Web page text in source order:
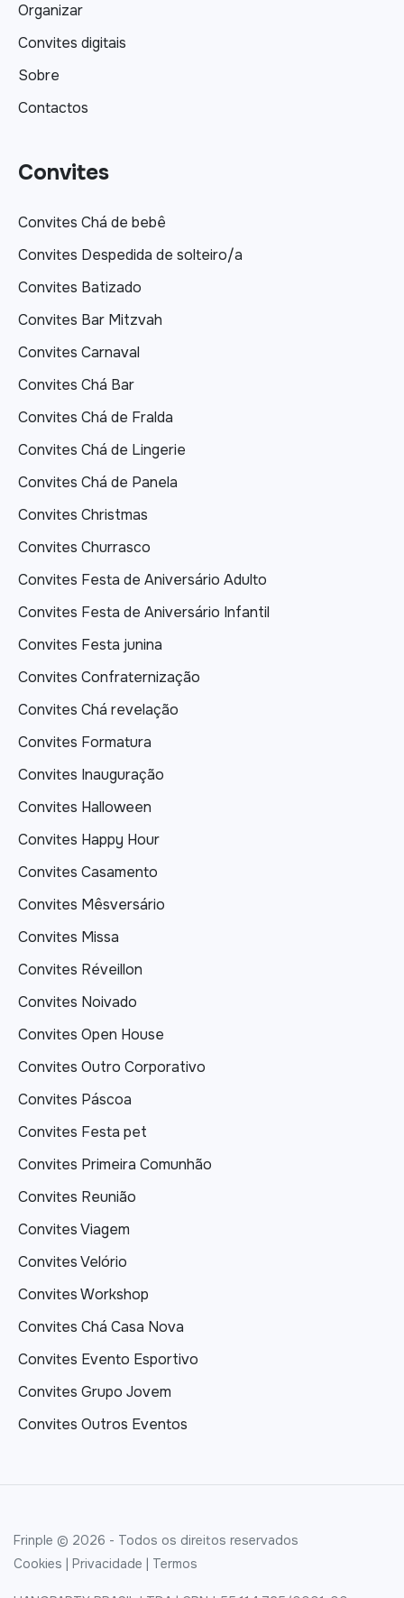
Organizar
Convites digitais
Sobre
Contactos
Convites
Convites Chá de bebê
Convites Despedida de solteiro/a
Convites Batizado
Convites Bar Mitzvah
Convites Carnaval
Convites Chá Bar
Convites Chá de Fralda
Convites Chá de Lingerie
Convites Chá de Panela
Convites Christmas
Convites Churrasco
Convites Festa de Aniversário Adulto
Convites Festa de Aniversário Infantil
Convites Festa junina
Convites Confraternização
Convites Chá revelação
Convites Formatura
Convites Inauguração
Convites Halloween
Convites Happy Hour
Convites Casamento
Convites Mêsversário
Convites Missa
Convites Réveillon
Convites Noivado
Convites Open House
Convites Outro Corporativo
Convites Páscoa
Convites Festa pet
Convites Primeira Comunhão
Convites Reunião
Convites Viagem
Convites Velório
Convites Workshop
Convites Chá Casa Nova
Convites Evento Esportivo
Convites Grupo Jovem
Convites Outros Eventos
Frinple © 2026 - Todos os direitos reservados
Cookies | Privacidade | Termos